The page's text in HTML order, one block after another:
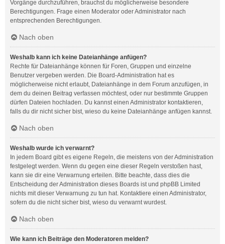
Vorgänge durchzuführen, brauchst du möglicherweise besondere
Berechtigungen. Frage einen Moderator oder Administrator nach
entsprechenden Berechtigungen.
Nach oben
Weshalb kann ich keine Dateianhänge anfügen?
Rechte für Dateianhänge können für Foren, Gruppen und einzelne
Benutzer vergeben werden. Die Board-Administration hat es
möglicherweise nicht erlaubt, Dateianhänge in dem Forum anzufügen, in
dem du deinen Beitrag verfassen möchtest, oder nur bestimmte Gruppen
dürfen Dateien hochladen. Du kannst einen Administrator kontaktieren,
falls du dir nicht sicher bist, wieso du keine Dateianhänge anfügen kannst.
Nach oben
Weshalb wurde ich verwarnt?
In jedem Board gibt es eigene Regeln, die meistens von der Administration
festgelegt werden. Wenn du gegen eine dieser Regeln verstoßen hast,
kann sie dir eine Verwarnung erteilen. Bitte beachte, dass dies die
Entscheidung der Administration dieses Boards ist und phpBB Limited
nichts mit dieser Verwarnung zu tun hat. Kontaktiere einen Administrator,
sofern du die nicht sicher bist, wieso du verwarnt wurdest.
Nach oben
Wie kann ich Beiträge den Moderatoren melden?